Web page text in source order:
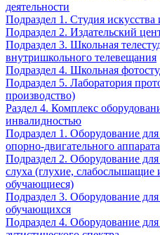
деятельности
Подраздел 1. Студия искусства
Подраздел 2. Издательский
Подраздел 3. Школьная
внутришкольного телевещания
Подраздел 4. Школьная
Подраздел 5. Лаборатория
производство)
Раздел 4. Комплекс
инвалидностью
Подраздел 1. Оборудование
опорно-двигательного аппарата
Подраздел 2. Оборудование
слуха (глухие, слабослышащие
обучающиеся)
Подраздел 3. Оборудование
обучающихся
Подраздел 4. Оборудование для